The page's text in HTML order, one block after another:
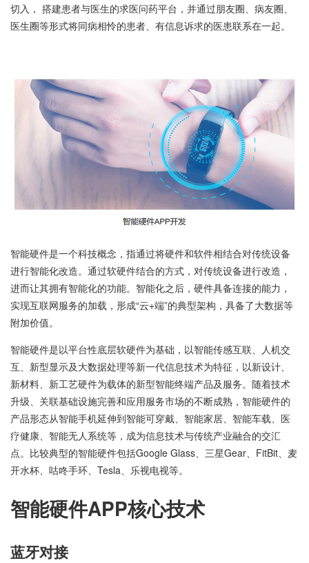
切入， 搭建患者与医生的求医问药平台，并通过朋友圈、病友圈、
医生圈等形式将同病相怜的患者、有信息诉求的医患联系在一起。
智能硬件是一个科技概念，指通过将硬件和软件相结合对传统设备
进行智能化改造。通过软硬件结合的方式，对传统设备进行改造，
进而让其拥有智能化的功能。智能化之后，硬件具备连接的能力，
实现互联网服务的加载，形成“云+端”的典型架构，具备了大数据等
附加价值。
智能硬件是以平台性底层软硬件为基础，以智能传感互联、人机交
互、新型显示及大数据处理等新一代信息技术为特征，以新设计、
新材料、新工艺硬件为载体的新型智能终端产品及服务。随着技术
升级、关联基础设施完善和应用服务市场的不断成熟，智能硬件的
产品形态从智能手机延伸到智能可穿戴、智能家居、智能车载、医
疗健康、智能无人系统等，成为信息技术与传统产业融合的交汇
点。比较典型的智能硬件包括Google Glass、三星Gear、FitBit、麦
开水杯、咕咚手环、Tesla、乐视电视等。
智能硬件APP核心技术
蓝牙对接